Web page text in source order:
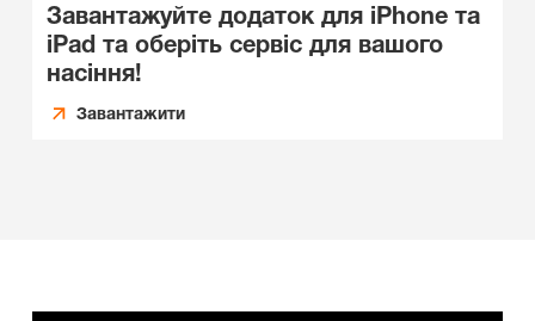
Завантажуйте додаток для iPhone та
iPad та оберіть сервіс для вашого
насіння!
Завантажити